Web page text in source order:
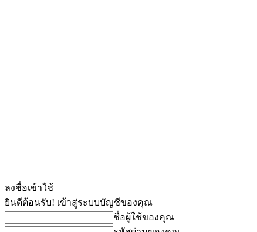
ลงชื่อเข้าใช้
ยินดีต้อนรับ! เข้าสู่ระบบบัญชีของคุณ
ชื่อผู้ใช้ของคุณ